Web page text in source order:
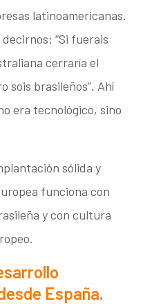
latinoamericanas.
“Si fuerais
cerraría el
sois brasileños”. Ahí
era tecnológico, sino
sólida y
funciona con
y con cultura
España.